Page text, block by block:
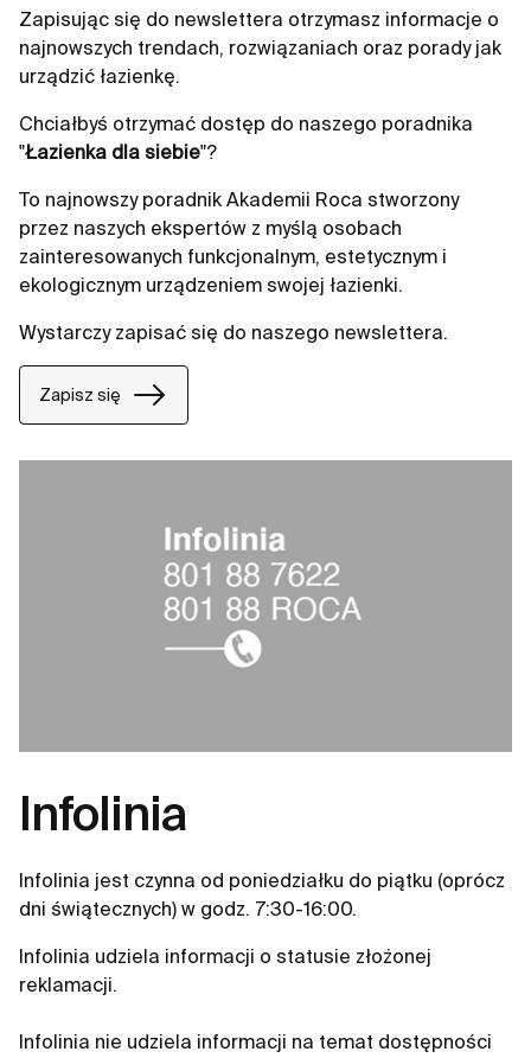
Zapisując się do newslettera otrzymasz informacje o
najnowszych trendach, rozwiązaniach oraz porady jak
urządzić łazienkę.
Chciałbyś otrzymać dostęp do naszego poradnika
"Łazienka dla siebie"?
To najnowszy poradnik Akademii Roca stworzony
przez naszych ekspertów z myślą osobach
zainteresowanych funkcjonalnym, estetycznym i
ekologicznym urządzeniem swojej łazienki.
Wystarczy zapisać się do naszego newslettera.
Zapisz się
Infolinia
Infolinia jest czynna od poniedziałku do piątku (oprócz
dni świątecznych) w godz. 7:30-16:00.
Infolinia udziela informacji o statusie złożonej
reklamacji.
Infolinia nie udziela informacji na temat dostępności